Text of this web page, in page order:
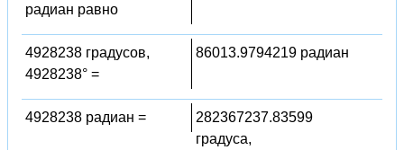
радиан равно
4928238 градусов,
4928238° =
86013.9794219 радиан
4928238 радиан =
282367237.83599
градуса,